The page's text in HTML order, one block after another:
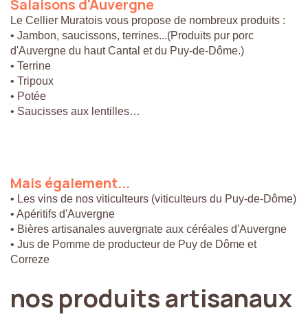
Salaisons d'Auvergne
Le Cellier Muratois vous propose de nombreux produits :
• Jambon, saucissons, terrines...(Produits pur porc
d'Auvergne du haut Cantal et du Puy-de-Dôme.)
• Terrine
• Tripoux
• Potée
• Saucisses aux lentilles…
Mais également...
• Les vins de nos viticulteurs (viticulteurs du Puy-de-Dôme)
• Apéritifs d'Auvergne
• Bières artisanales auvergnate aux céréales d'Auvergne
• Jus de Pomme de producteur de Puy de Dôme et
Correze
nos produitsartisanaux